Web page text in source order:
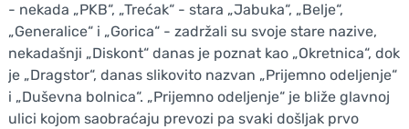
- nekada „PKB“, „Trećak“ - stara „Jabuka“, „Belje“,
„Generalice“ i „Gorica“ - zadržali su svoje stare nazive,
nekadašnji „Diskont“ danas je poznat kao „Okretnica“, dok
je „Dragstor“, danas slikovito nazvan „Prijemno odeljenje“
i „Duševna bolnica“. „Prijemno odeljenje“ je bliže glavnoj
ulici kojom saobraćaju prevozi pa svaki došljak prvo